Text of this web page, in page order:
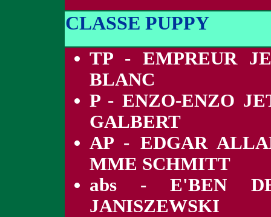
CLASSE PUPPY
TP - EMPREUR
BLANC
P - ENZO-ENZO
GALBERT
AP - EDGAR
MME SCHMITT
abs - E'BEN
JANISZEWSKI